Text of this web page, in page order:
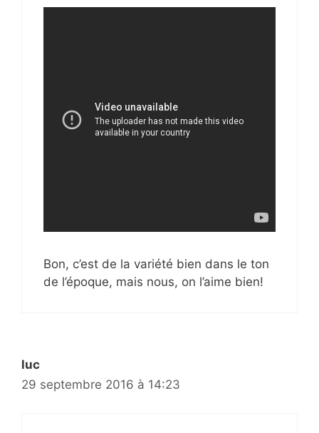
Bon, c’est de la variété bien dans le ton
de l’époque, mais nous, on l’aime bien!
luc
29 septembre 2016 à 14:23